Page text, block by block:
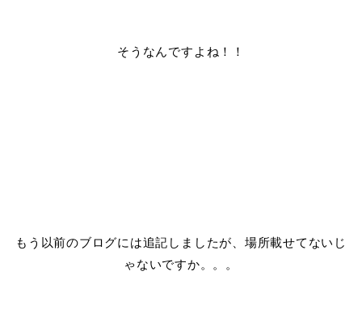
そうなんですよね！！
もう以前のブログには追記しましたが、場所載せてないじ
ゃないですか。。。